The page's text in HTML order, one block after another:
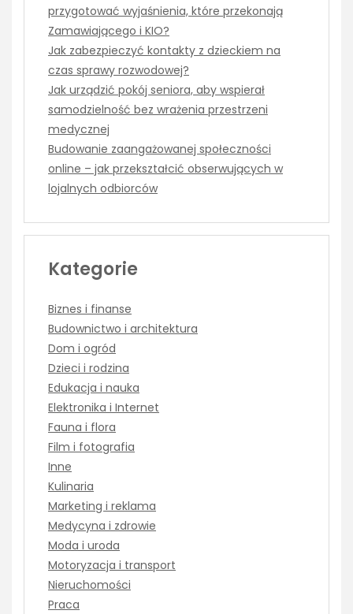
przygotować wyjaśnienia, które przekonają
Zamawiającego i KIO?
Jak zabezpieczyć kontakty z dzieckiem na
czas sprawy rozwodowej?
Jak urządzić pokój seniora, aby wspierał
samodzielność bez wrażenia przestrzeni
medycznej
Budowanie zaangażowanej społeczności
online – jak przekształcić obserwujących w
lojalnych odbiorców
Kategorie
Biznes i finanse
Budownictwo i architektura
Dom i ogród
Dzieci i rodzina
Edukacja i nauka
Elektronika i Internet
Fauna i flora
Film i fotografia
Inne
Kulinaria
Marketing i reklama
Medycyna i zdrowie
Moda i uroda
Motoryzacja i transport
Nieruchomości
Praca